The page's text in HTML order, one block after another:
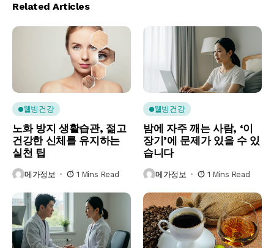
Related Articles
웰빙건강
노화 방지 생활습관, 젊고
건강한 신체를 유지하는
실천 팁
메가정보 1 Mins Read
웰빙건강
밤에 자주 깨는 사람, ‘이
장기’에 문제가 있을 수 있
습니다
메가정보 1 Mins Read